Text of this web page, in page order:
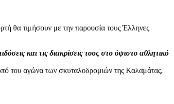
θα τιμήσουν με την παρουσία τους Έλληνες
και τις διακρίσεις τους στο ύψιστο αθλητικό
του αγώνα των σκυταλοδρομιών της Καλαμάτας,